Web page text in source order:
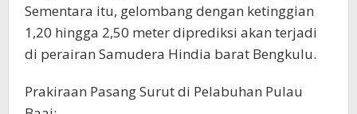
Sementara itu, gelombang dengan ketinggian
1,20 hingga 2,50 meter diprediksi akan terjadi
di perairan Samudera Hindia barat Bengkulu.
Prakiraan Pasang Surut di Pelabuhan Pulau